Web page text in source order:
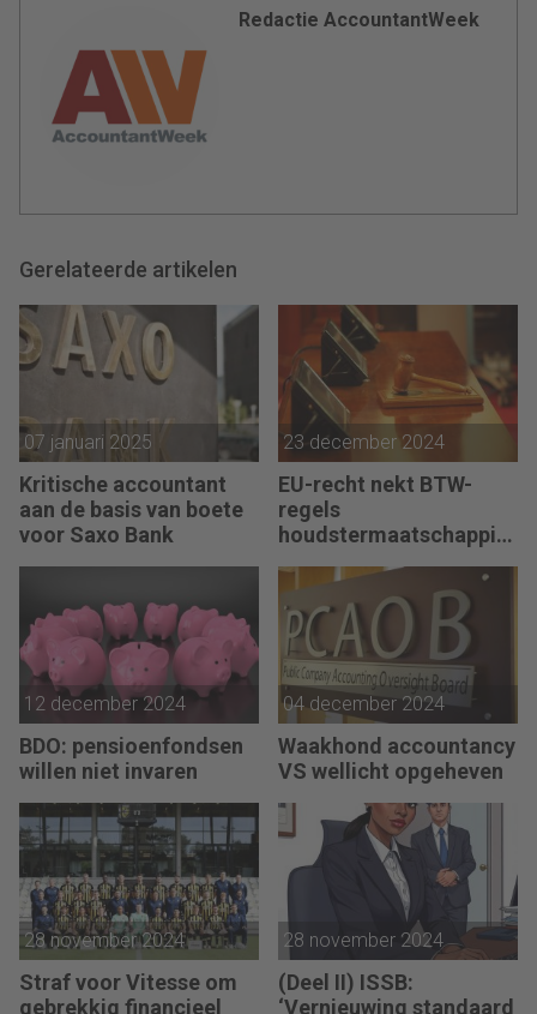
Redactie AccountantWeek
Gerelateerde artikelen
07 januari 2025
Kritische accountant
aan de basis van boete
voor Saxo Bank
23 december 2024
EU-recht nekt BTW-
regels
houdstermaatschappije
12 december 2024
BDO: pensioenfondsen
willen niet invaren
04 december 2024
Waakhond accountancy
VS wellicht opgeheven
28 november 2024
Straf voor Vitesse om
gebrekkig financieel
28 november 2024
(Deel II) ISSB:
‘Vernieuwing standaard